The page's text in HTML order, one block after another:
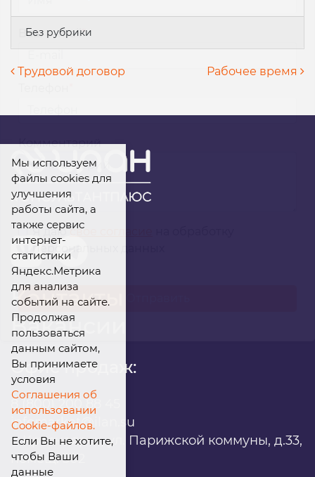
Без рубрики
Навигация по записям
Трудовой договор Рабочее время
Контакты
Вакансии
Офис продаж:
infomarket@ilan.su
г. Красноярск, ул. Парижской коммуны, д.33,
помещ. 302
Ваш e-mail*
Комментарий
Я даюсвое согласие
персональных данных
Мы используем
файлы cookies для
улучшения
работы сайта, а
также сервис
интернет-
статистики
Яндекс.Метрика
для анализа
событий на сайте.
Продолжая
пользоваться
данным сайтом,
Вы принимаете
условия
Соглашения об
использовании
Cookie-файлов.
Если Вы не хотите,
чтобы Ваши
данные